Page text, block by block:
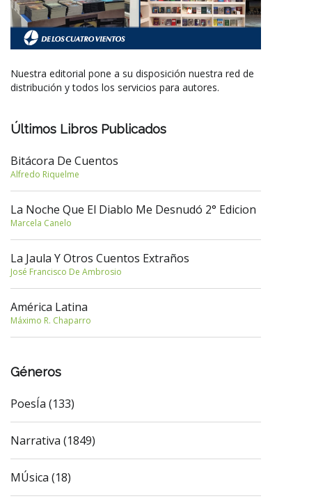
Nuestra editorial pone a su disposición nuestra red de
distribución y todos los servicios para autores.
Últimos Libros Publicados
Bitácora De Cuentos
Alfredo Riquelme
La Noche Que El Diablo Me Desnudó 2° Edicion
Marcela Canelo
La Jaula Y Otros Cuentos Extraños
José Francisco De Ambrosio
América Latina
Máximo R. Chaparro
Géneros
PoesÍa (133)
Narrativa (1849)
MÚsica (18)